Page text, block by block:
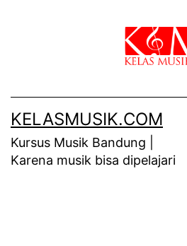
KELASMUSIK.COM
Kursus Musik Bandung |
Karena musik bisa dipelajari